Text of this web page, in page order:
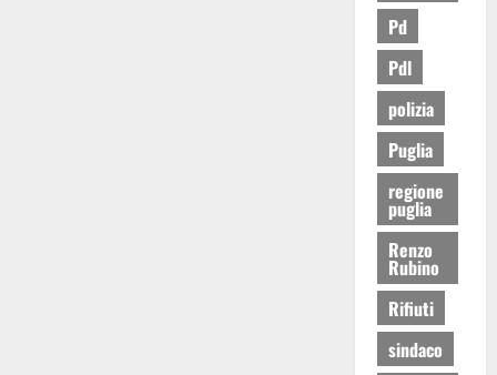
Pd
Pdl
polizia
Puglia
regione
puglia
Renzo
Rubino
Rifiuti
sindaco